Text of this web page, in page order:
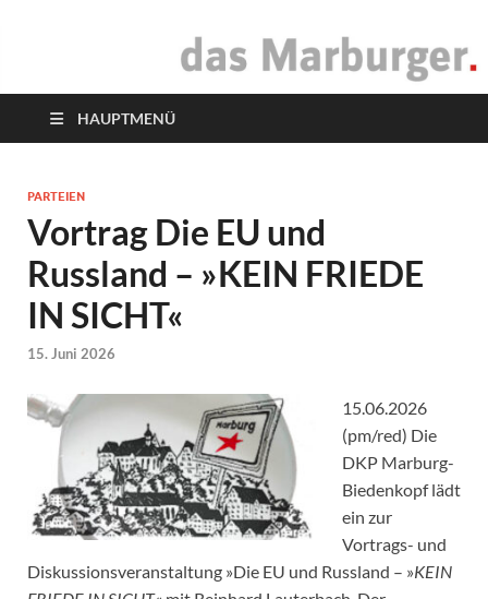
das Marburger.
HAUPTMENÜ
PARTEIEN
Vortrag Die EU und
Russland – »KEIN FRIEDE
IN SICHT«
15. Juni 2026
15.06.2026
(pm/red) Die
DKP Marburg-
Biedenkopf lädt
ein zur
Vortrags- und
Diskussionsveranstaltung »Die EU und Russland – »KEIN